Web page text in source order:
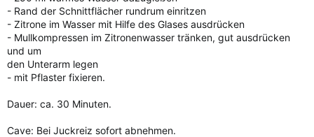
- Rand der Schnittflächer rundrum einritzen
- Zitrone im Wasser mit Hilfe des Glases ausdrücken
- Mullkompressen im Zitronenwasser tränken, gut ausdrücken
und um
den Unterarm legen
- mit Pflaster fixieren.
Dauer: ca. 30 Minuten.
Cave: Bei Juckreiz sofort abnehmen.